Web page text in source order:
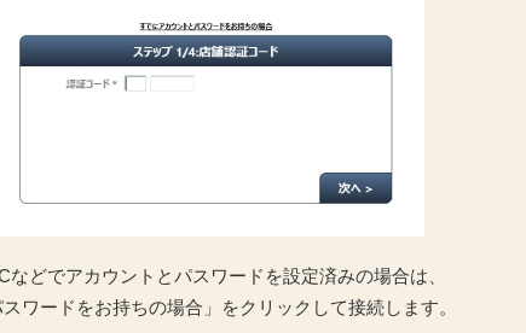
どでアカウントとパスワードを設定済みの場合は、
ワードをお持ちの場合」をクリックして接続します。